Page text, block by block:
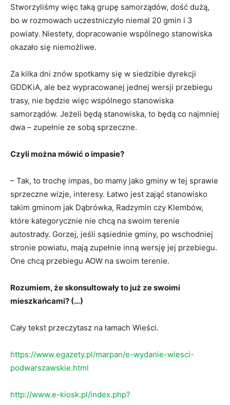
Stworzyliśmy więc taką grupę samorządów, dość dużą,
bo w rozmowach uczestniczyło niemal 20 gmin i 3
powiaty. Niestety, dopracowanie wspólnego stanowiska
okazało się niemożliwe.
Za kilka dni znów spotkamy się w siedzibie dyrekcji
GDDKiA, ale bez wypracowanej jednej wersji przebiegu
trasy, nie będzie więc wspólnego stanowiska
samorządów. Jeżeli będą stanowiska, to będą co najmniej
dwa – zupełnie ze sobą sprzeczne.
Czyli można mówić o impasie?
– Tak, to trochę impas, bo mamy jako gminy w tej sprawie
sprzeczne wizje, interesy. Łatwo jest zająć stanowisko
takim gminom jak Dąbrówka, Radzymin czy Klembów,
które kategorycznie nie chcą na swoim terenie
autostrady. Gorzej, jeśli sąsiednie gminy, po wschodniej
stronie powiatu, mają zupełnie inną wersję jej przebiegu.
One chcą przebiegu AOW na swoim terenie.
Rozumiem, że skonsultowały to już ze swoimi
mieszkańcami? (…)
Cały tekst przeczytasz na łamach Wieści.
https://www.egazety.pl/marpan/e-wydanie-wiesci-
podwarszawskie.html
http://www.e-kiosk.pl/index.php?